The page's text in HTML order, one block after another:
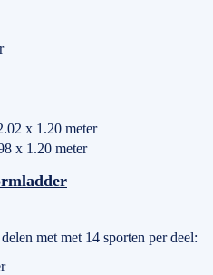
x 1.20 meter
x 1.20 meter
met met 14 sporten per deel: